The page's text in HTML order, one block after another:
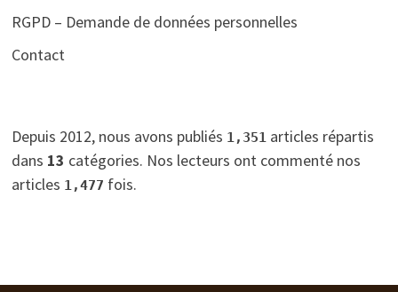
RGPD – Demande de données personnelles
Contact
Depuis 2012, nous avons publiés 1,351articles répartis
dans 13 catégories. Nos lecteurs ont commenté nos
articles 1,477 fois.